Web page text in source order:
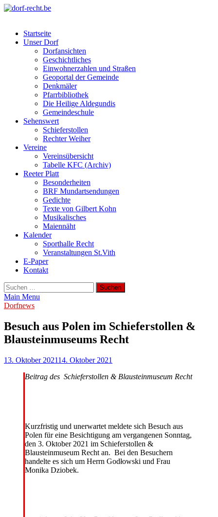
Skip
Startseite
Unser Dorf
Dorfansichten
Geschichtliches
Einwohnerzahlen und Straßen
Geoportal der Gemeinde
Denkmäler
Pfarrbibliothek
Die Heilige Aldegundis
Gemeindeschule
Sehenswert
Schieferstollen
Rechter Weiher
Vereine
Vereinsübersicht
Tabelle KFC (Archiv)
Reeter Platt
Besonderheiten
BRF Mundartsendungen
Gedichte
Texte von Gilbert Kohn
Musikalisches
Maiennäht
Kalender
Sporthalle Recht
Veranstaltungen St.Vith
E-Paper
Kontakt
Suchen
nach:
Main Menu
Dorfnews
Besuch aus Polen im Schieferstollen &
Blausteinmuseums Recht
13. Oktober 202114. Oktober 2021
Beitrag des Schieferstollen & Blausteinmuseum Recht
Kurzfristig und unerwartet meldete sich Besuch aus
Polen für eine Besichtigung am vergangenen Sonntag,
den 3. Oktober 2021 im Schieferstollen &
Blausteinmuseum Recht an. Bei den Besuchern
handelte es sich um Herrn Godłowski und Frau
Monika Dziobek.